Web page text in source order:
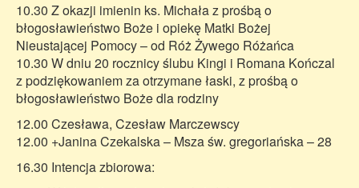
10.30 Z okazji imienin ks. Michała z prośbą o
błogosławieństwo Boże i opiekę Matki Bożej
Nieustającej Pomocy – od Róż Żywego Różańca
10.30 W dniu 20 rocznicy ślubu Kingi i Romana Kończal
z podziękowaniem za otrzymane łaski, z prośbą o
błogosławieństwo Boże dla rodziny
12.00 Czesława, Czesław Marczewscy
12.00 +Janina Czekalska – Msza św. gregoriańska – 28
16.30 Intencja zbiorowa: